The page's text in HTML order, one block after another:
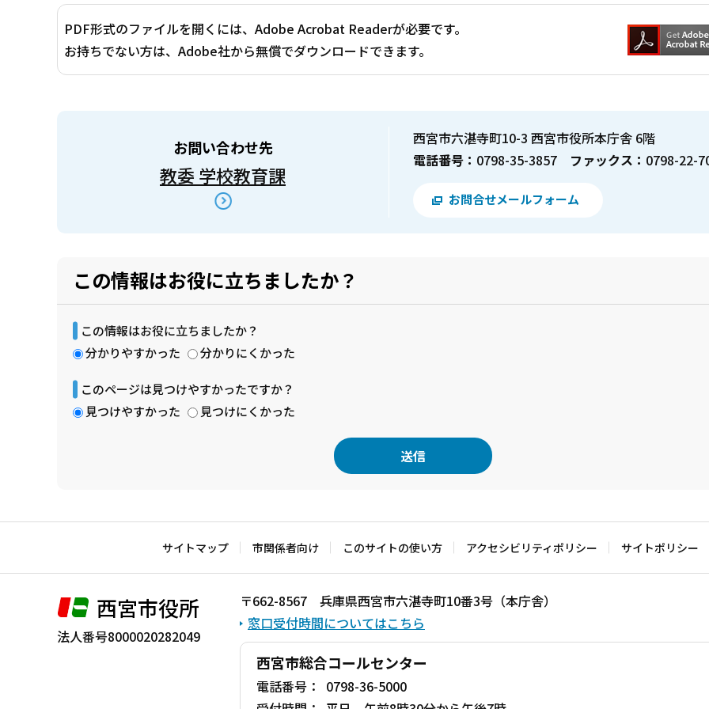
PDF形式のファイルを開くには、Adobe Acrobat Readerが必要です。
お持ちでない方は、Adobe社から無償でダウンロードできます。
お問い合わせ先
教委 学校教育課
西宮市六湛寺町10-3 西宮市役所本庁舎 6階
電話番号： 0798-35-3857 ファックス： 0798-22-
お問合せメールフォーム
この情報はお役に立ちましたか？
この情報はお役に立ちましたか？
分かりやすかった
分かりにくかった
このページは見つけやすかったですか？
見つけやすかった
見つけにくかった
文
で
サイトマップ 市関係者向け このサイトの使い方 アクセシビリティポリシー サイトポリシー
西宮市役所
法人番号8000020282049
〒662-8567 兵庫県西宮市六湛寺町10番3号（本庁舎）
窓口受付時間についてはこちら
西宮市総合コールセンター
電話番号：
0798-36-5000